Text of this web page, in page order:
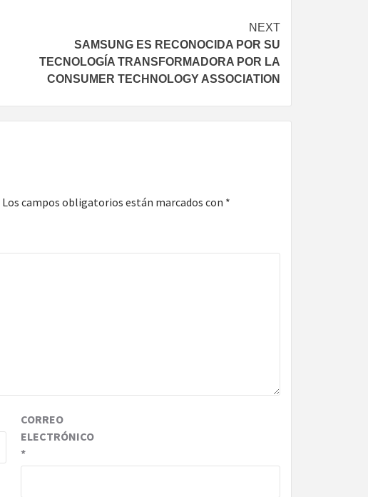
NEXT
SAMSUNG ES RECONOCIDA POR SU
TECNOLOGÍA TRANSFORMADORA POR LA
CONSUMER TECHNOLOGY ASSOCIATION
Los campos obligatorios están marcados con *
CORREO
ELECTRÓNICO
*